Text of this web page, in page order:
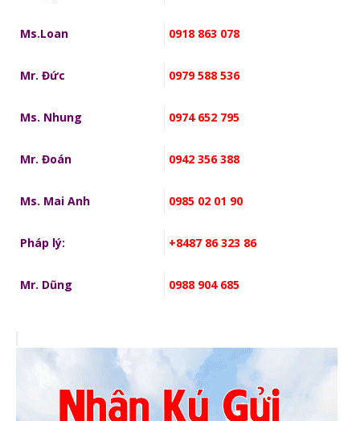
Ms.Loan 0918 863 078
Mr. Đức 0979 588 536
Ms. Nhung 0974 652 795
Mr. Đoán 0942 356 388
Ms. Mai Anh 0985 02 01 90
Pháp lý: +8487 86 323 86
Mr. Dũng 0988 904 685